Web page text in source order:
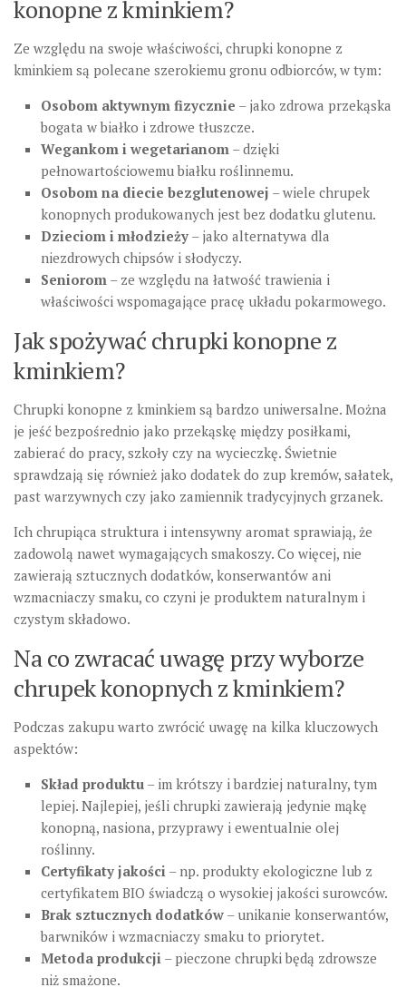
konopne z kminkiem?
Ze względu na swoje właściwości, chrupki konopne z
kminkiem są polecane szerokiemu gronu odbiorców, w tym:
Osobom aktywnym fizycznie – jako zdrowa przekąska
bogata w białko i zdrowe tłuszcze.
Wegankom i wegetarianom – dzięki
pełnowartościowemu białku roślinnemu.
Osobom na diecie bezglutenowej – wiele chrupek
konopnych produkowanych jest bez dodatku glutenu.
Dzieciom i młodzieży – jako alternatywa dla
niezdrowych chipsów i słodyczy.
Seniorom – ze względu na łatwość trawienia i
właściwości wspomagające pracę układu pokarmowego.
Jak spożywać chrupki konopne z
kminkiem?
Chrupki konopne z kminkiem są bardzo uniwersalne. Można
je jeść bezpośrednio jako przekąskę między posiłkami,
zabierać do pracy, szkoły czy na wycieczkę. Świetnie
sprawdzają się również jako dodatek do zup kremów, sałatek,
past warzywnych czy jako zamiennik tradycyjnych grzanek.
Ich chrupiąca struktura i intensywny aromat sprawiają, że
zadowolą nawet wymagających smakoszy. Co więcej, nie
zawierają sztucznych dodatków, konserwantów ani
wzmacniaczy smaku, co czyni je produktem naturalnym i
czystym składowo.
Na co zwracać uwagę przy wyborze
chrupek konopnych z kminkiem?
Podczas zakupu warto zwrócić uwagę na kilka kluczowych
aspektów:
Skład produktu – im krótszy i bardziej naturalny, tym
lepiej. Najlepiej, jeśli chrupki zawierają jedynie mąkę
konopną, nasiona, przyprawy i ewentualnie olej
roślinny.
Certyfikaty jakości – np. produkty ekologiczne lub z
certyfikatem BIO świadczą o wysokiej jakości surowców.
Brak sztucznych dodatków – unikanie konserwantów,
barwników i wzmacniaczy smaku to priorytet.
Metoda produkcji – pieczone chrupki będą zdrowsze
niż smażone.